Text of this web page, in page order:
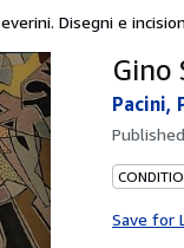
Disegni e
Gino
Pacini,
Save for